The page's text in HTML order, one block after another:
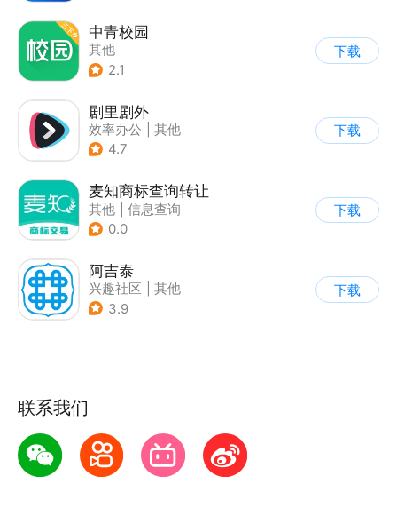
中青校园
其他
2.1
下载
剧里剧外
效率办公
其他
4.7
下载
麦知商标查询转让
其他
信息查询
0.0
下载
阿吉泰
兴趣社区
其他
3.9
下载
联系我们